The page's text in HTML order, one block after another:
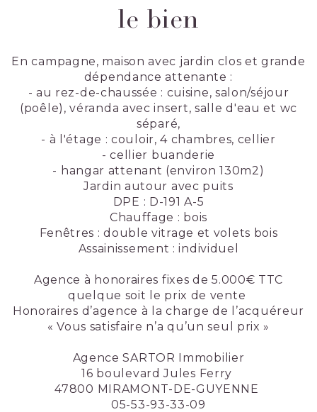
le bien
En campagne, maison avec jardin clos et grande
dépendance attenante :
- au rez-de-chaussée : cuisine, salon/séjour
(poêle), véranda avec insert, salle d'eau et wc
séparé,
- à l'étage : couloir, 4 chambres, cellier
- cellier buanderie
- hangar attenant (environ 130m2)
Jardin autour avec puits
DPE : D-191 A-5
Chauffage : bois
Fenêtres : double vitrage et volets bois
Assainissement : individuel
Agence à honoraires fixes de 5.000€ TTC
quelque soit le prix de vente
Honoraires d’agence à la charge de l’acquéreur
« Vous satisfaire n’a qu’un seul prix »
Agence SARTOR Immobilier
16 boulevard Jules Ferry
47800 MIRAMONT-DE-GUYENNE
05-53-93-33-09